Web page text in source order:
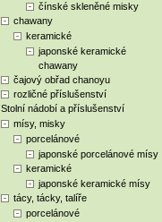
čínské skleněné misky
chawany
keramické
japonské keramické
chawany
čajový obřad chanoyu
rozličné příslušenství
Stolní nádobí a příslušenství
mísy, misky
porcelánové
japonské porcelánové mísy
keramické
japonské keramické mísy
tácy, tácky, talíře
porcelánové